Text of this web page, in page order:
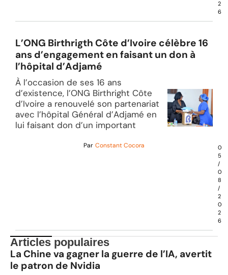
2
6
L’ONG Birthrigth Côte d’Ivoire célèbre 16
ans d’engagement en faisant un don à
l’hôpital d’Adjamé
À l’occasion de ses 16 ans
d’existence, l’ONG Birthright Côte
d’Ivoire a renouvelé son partenariat
avec l’hôpital Général d’Adjamé en
lui faisant don d’un important
Par Constant Cocora
0
5
/
0
8
/
2
0
2
6
Articles populaires
La Chine va gagner la guerre de l’IA, avertit
le patron de Nvidia